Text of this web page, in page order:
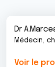
Dr
Médecin,
Voir le